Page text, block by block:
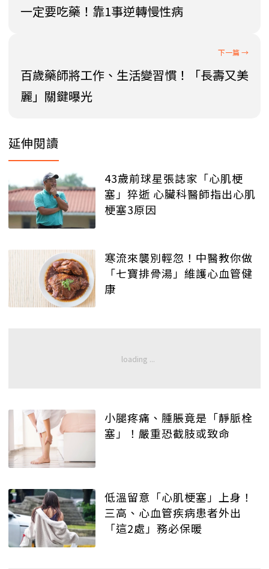
一定要吃藥！靠1事逆轉慢性病
百歲藥師將工作、生活變習慣！「長壽又美
麗」關鍵曝光
延伸閱讀
43歲前球星張誌家「心肌梗
塞」猝逝 心臟科醫師指出心肌
梗塞3原因
寒流來襲別輕忽！中醫教你做
「七寶排骨湯」維護心血管健
康
小腿疼痛、腫脹竟是「靜脈栓
塞」！嚴重恐截肢或致命
低溫留意「心肌梗塞」上身！
三高、心血管疾病患者外出
「這2處」務必保暖